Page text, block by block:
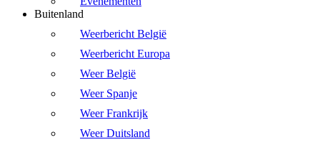
Buitenland
Weerbericht België
Weerbericht Europa
Weer België
Weer Spanje
Weer Frankrijk
Weer Duitsland